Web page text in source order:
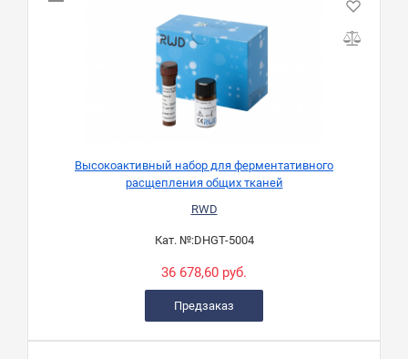
Высокоактивный набор для ферментативного
расщепления общих тканей
RWD
Кат. №:DHGT-5004
36 678,60 руб.
Предзаказ